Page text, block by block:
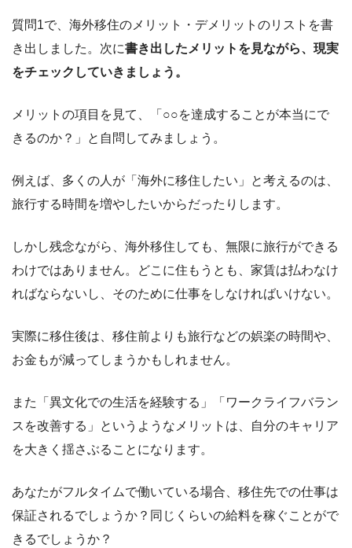
質問1で、海外移住のメリット・デメリットのリストを書
き出しました。次に書き出したメリットを見ながら、現実
をチェックしていきましょう。
メリットの項目を見て、「○○を達成することが本当にで
きるのか？」と自問してみましょう。
例えば、多くの人が「海外に移住したい」と考えるのは、
旅行する時間を増やしたいからだったりします。
しかし残念ながら、海外移住しても、無限に旅行ができる
わけではありません。どこに住もうとも、家賃は払わなけ
ればならないし、そのために仕事をしなければいけない。
実際に移住後は、移住前よりも旅行などの娯楽の時間や、
お金もが減ってしまうかもしれません。
また「異文化での生活を経験する」「ワークライフバラン
スを改善する」というようなメリットは、自分のキャリア
を大きく揺さぶることになります。
あなたがフルタイムで働いている場合、移住先での仕事は
保証されるでしょうか？同じくらいの給料を稼ぐことがで
きるでしょうか？